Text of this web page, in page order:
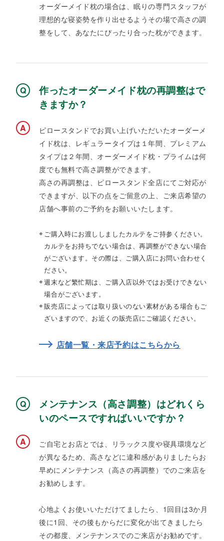
​オーダーメイド枕の場合は、眠りの専門スタッフが
理想的な寝姿勢を作り出せるようその場で高さの調
整をして、あなたにぴったり合った枕ができます。
作ったオーダーメイド枕の再調整はで
きますか？
ピロースタンドでお買い上げいただいたオーダーメ
イド枕は、レギュラータイプは１年間、プレミアム
タイプは２年間、オーダーメイド枕・プライムは何
度でも無料で高さ調整ができます。​
高さの再調整は、ピロースタンド全店にてご対応が
できますが、以下の点をご留意の上、ご来店希望の
店舗へ事前のご予約をお願いいたします。
ご購入時にお渡ししましたカルテをご持参ください。
カルテをお持ちでない場合は、再調整ができない場合
がございます。その際は、ご購入店にお問い合わせく
ださい。
週末など繁忙期は、ご購入店以外ではお受けできない
場合がございます。
販売店によっては取り扱いのない素材がある場合もご
ざいますので、お近くの販売店にご確認ください。
店舗一覧・来店予約はこちらから​
メンテナンス（高さ調整）はどれくら
いのペースですればいいですか？
ご自宅とお店とでは、リラックス度や寝具環境など
が異なるため、高さなどに違和感がありましたらお
早めにメンテナンス（高さの再調整）でのご来店を
お勧めします。​
心地よくお使いいただけてましたら、1回目は3か月
後に1回、その後もからだに変化が出てきましたら
その都度、メンテナンスでのご来店がお勧めです。